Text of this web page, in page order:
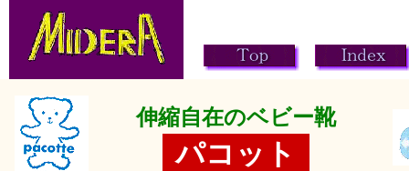
伸縮自在のベビー靴
パコット